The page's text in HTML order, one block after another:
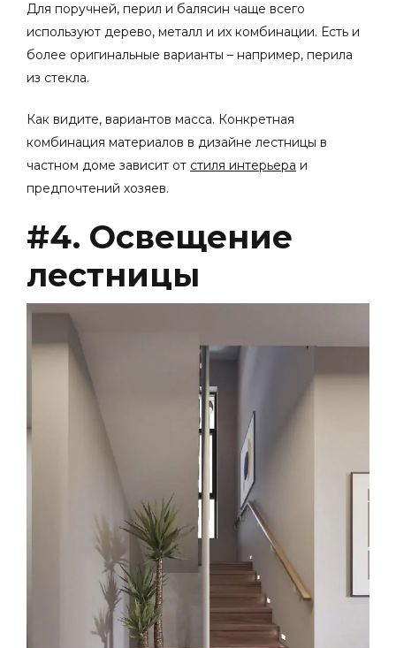
Для поручней, перил и балясин чаще всего
используют дерево, металл и их комбинации. Есть и
более оригинальные варианты – например, перила
из стекла.
Как видите, вариантов масса. Конкретная
комбинация материалов в дизайне лестницы в
частном доме зависит от стиля интерьера и
предпочтений хозяев.
#4. Освещение
лестницы